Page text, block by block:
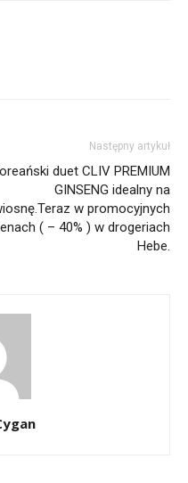
Następny artykuł
duet CLIV PREMIUM
GINSENG idealny na
w promocyjnych
( – 40% ) w drogeriach
Hebe.